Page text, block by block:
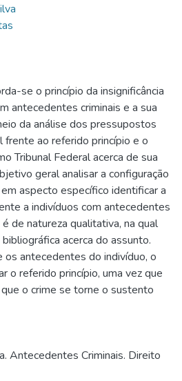
se o princípio da insignificância
antecedentes criminais e a sua
da análise dos pressupostos
frente ao referido princípio e o
Tribunal Federal acerca de sua
geral analisar a configuração
aspecto específico identificar a
a indivíduos com antecedentes
de natureza qualitativa, na qual
acerca do assunto.
os antecedentes do indivíduo, o
o referido princípio, uma vez que
o crime se torne o sustento
Antecedentes Criminais. Direito